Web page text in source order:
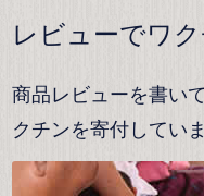
レビューでワ
商品レビューを書い
クチンを寄付していま